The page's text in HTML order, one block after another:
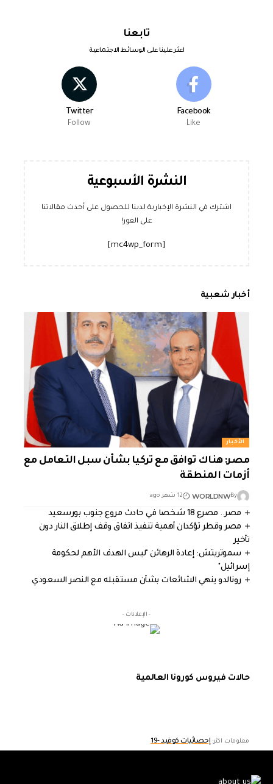
تابعنا
اعثر علينا على الوسائط الاجتماعية
Facebook
Like
Twitter
Follow
النشرة الأسبوعية
اشترك في النشرة الإخبارية لدينا للحصول على أحدث مقالاتنا
على الفور!
أخبار شعبية
الأخبار
مصر: هناك توافق مع تركيا بشأن سبل التعامل مع
أزمات المنطقة
By
WORLDNW 12 شهر ago
مصر.. مصرع 18 شخصا في حادث مروع جنوب بورسعيد
مصر وقطر تؤكدان أهمية تنفيذ اتفاق وقف إطلاق النار دون
تأخير
سموتريتش: إعادة الرهائن "ليس الهدف الأهم لحكومة
إسرائيل"
رونالدو ينهي الشائعات بشأن مستقبله مع النصر السعودي
- الإعلانات -
حالات فيروس كورونا العالمية
معلومات اكثر: إحصائيات كوفيد -19